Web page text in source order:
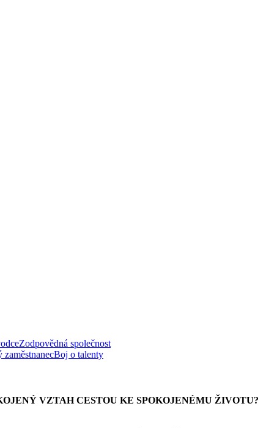
Zodpovědná společnost
zaměstnanecBoj o talenty
VZTAH CESTOU KE SPOKOJENÉMU ŽIVOTU?